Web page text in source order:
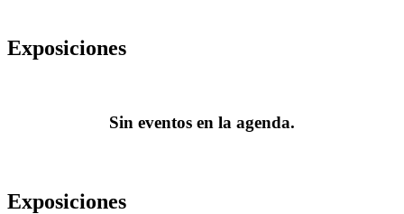
Exposiciones
Sin eventos en la agenda.
Exposiciones